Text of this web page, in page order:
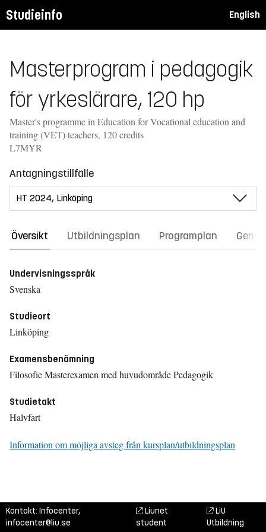
Studieinfo English
Masterprogram i pedagogik
för yrkeslärare, 120 hp
Master's programme in Education for Vocational education and
training (VET) teachers, 120 credits
L7MYR
Antagningstillfälle
Översikt Utbildningsplan Programplan
Undervisningsspråk
Svenska
Studieort
Linköping
Examensbenämning
Filosofie Masterexamen med huvudområde Pedagogik
Studietakt
Halvfart
Information om möjliga avsteg från kursplan/utbildningsplan
Kontakt: Infocenter,
infocenter@liu.se
Liunet
student
LiU
Utbildning